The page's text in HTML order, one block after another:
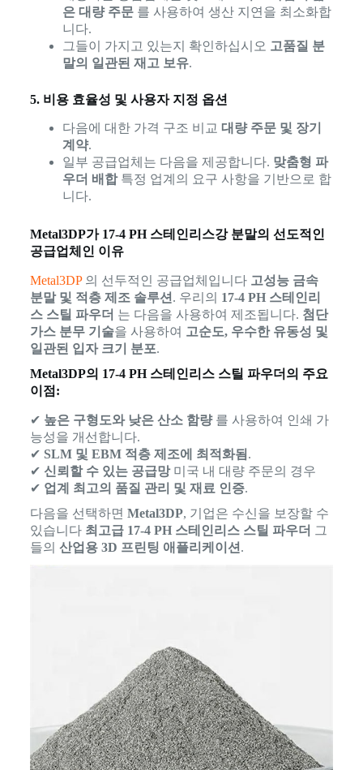
은 대량 주문를 사용하여 생산 지연을 최소화합
니다.
그들이 가지고 있는지 확인하십시오 고품질 분
말의 일관된 재고 보유.
5. 비용 효율성 및 사용자 지정 옵션
다음에 대한 가격 구조 비교 대량 주문 및 장기
계약.
일부 공급업체는 다음을 제공합니다. 맞춤형 파
우더 배합특정 업계의 요구 사항을 기반으로 합
니다.
Metal3DP가 17-4 PH 스테인리스강 분말의 선도적인
공급업체인 이유
Metal3DP의 선두적인 공급업체입니다 고성능 금속
분말 및 적층 제조 솔루션 . 우리의 17-4 PH 스테인리
스 스틸 파우더 는 다음을 사용하여 제조됩니다. 첨단
가스 분무 기술을 사용하여 고순도, 우수한 유동성 및
일관된 입자 크기 분포.
Metal3DP의 17-4 PH 스테인리스 스틸 파우더의 주요
이점:
✔ 높은 구형도와 낮은 산소 함량를 사용하여 인쇄 가
능성을 개선합니다.
✔ SLM 및 EBM 적층 제조에 최적화됨 .
✔ 신뢰할 수 있는 공급망미국 내 대량 주문의 경우
✔ 업계 최고의 품질 관리 및 재료 인증.
다음을 선택하면 Metal3DP, 기업은 수신을 보장할 수
있습니다 최고급 17-4 PH 스테인리스 스틸 파우더 그
들의 산업용 3D 프린팅 애플리케이션 .